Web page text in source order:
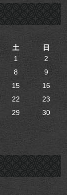
土
日
1
2
8
9
15
16
22
23
29
30